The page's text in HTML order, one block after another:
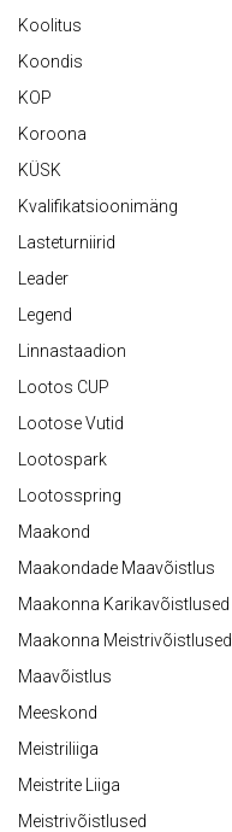
Koolitus
Koondis
KOP
Koroona
KÜSK
Kvalifikatsioonimäng
Lasteturniirid
Leader
Legend
Linnastaadion
Lootos CUP
Lootose Vutid
Lootospark
Lootosspring
Maakond
Maakondade Maavõistlus
Maakonna Karikavõistlused
Maakonna Meistrivõistlused
Maavõistlus
Meeskond
Meistriliiga
Meistrite Liiga
Meistrivõistlused